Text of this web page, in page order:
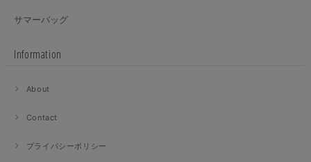
サマーバッグ
Information
About
Contact
プライバシーポリシー